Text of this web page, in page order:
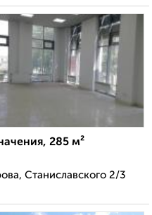
285 м²
Станиславского 2/3